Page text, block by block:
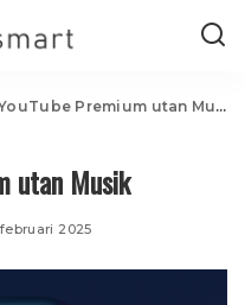
Premium utan Musik
utan Musik
2025